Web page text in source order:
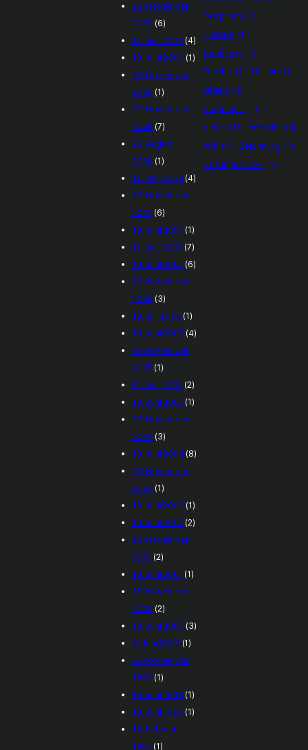
28. November
2009 (6)
12. Juni 2009 (4)
10. Juni 2009 (1)
28. Dezember
2008 (1)
28. November
2008 (7)
28. August
2008 (1)
12. Juni 2008 (4)
28. November
2007 (6)
13. Juni 2007 (1)
12. Juni 2007 (7)
10. Juni 2007 (6)
28. November
2006 (3)
10. Juli 2006 (1)
10. Juni 2006 (4)
28. November
2005 (1)
12. Juni 2005 (2)
10. Juni 2005 (1)
28. November
2004 (3)
10. Juni 2004(8)
28. November
2003 (1)
10. Juni 2003 (1)
10. Juni 2002 (2)
28. November
2001 (2)
10. Juni 2001 (1)
28. November
2000 (2)
10. Juni 2000 (3)
9. Juni 2000 (1)
28. November
1999 (1)
10. Juni 1998 (1)
10. Juni 1996 (1)
16. Februar
1995 (1)
Textpromt (1)
Theorie (1)
tom&jerry (1)
Tusche (2) Unikat (1)
Urlaub (1)
utopmania (1)
video (11) Website (3)
WIP (4) Zeichnung (1)
Zeitungsartikel (1)